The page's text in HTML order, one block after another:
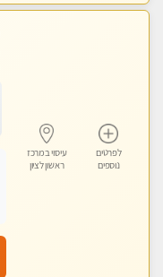
לפרטים
נוספים
עיסוי במרכז
ראשון לציון